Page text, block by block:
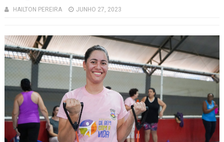
HAILTON PEREIRA JUNHO 27, 2023